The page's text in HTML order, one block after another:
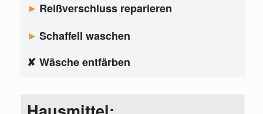
Reißverschluss reparieren
Schaffell waschen
Wäsche entfärben